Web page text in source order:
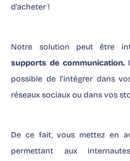
d’acheter !
Notre solution peut être
supports de communication. I
possible de l’intégrer dans
réseaux sociaux ou dans vos
De ce fait, vous mettez en
permettant aux